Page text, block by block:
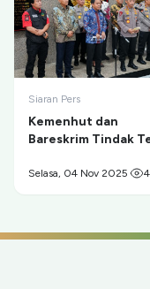
Siaran Pers
Kemenhut dan
Bareskrim Tindak
Taman Nasional
Selasa, 04 Nov 2025